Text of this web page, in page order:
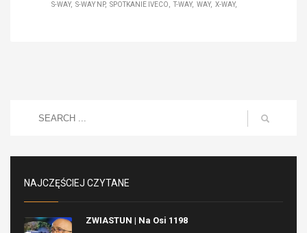
S-WAY
S-WAY NP SPOTKANIE IVECO T-WAY WAY X-WAY
NAJCZĘŚCIEJ CZYTANE
ZWIASTUN | Na Osi 1198